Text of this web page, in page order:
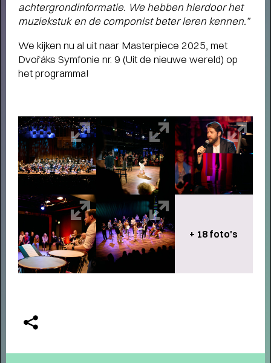
THEATERMAKER STEEF DE JONG
achtergrondinformatie. We hebben hierdoor het
muziekstuk en de componist beter leren kennen.”
We kijken nu al uit naar Masterpiece 2025, met
Dvořáks Symfonie nr. 9 (Uit de nieuwe wereld) op
het programma!
+ 18 foto's